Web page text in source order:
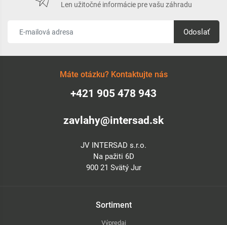
Len užitočné informácie pre vašu záhradu
Odoslať
Máte otázku? Kontaktujte nás
+421 905 478 943
zavlahy@intersad.sk
JV INTERSAD s.r.o.
Na pažiti 6D
900 21 Svätý Jur
Sortiment
Výpredaj